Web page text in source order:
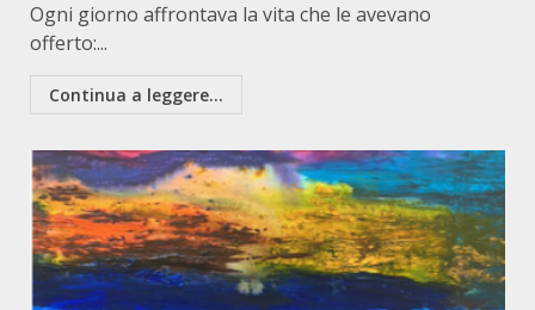
Ogni giorno affrontava la vita che le avevano
offerto:...
Continua a leggere...